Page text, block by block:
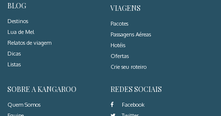
BLOG
Destinos
Lua de Mel
Relatos de viagem
Dicas
Listas
VIAGENS
Pacotes
Passagens Aéreas
Hotéis
Ofertas
Crie seu roteiro
SOBRE A KANGAROO
Quem Somos
REDES SOCIAIS
Facebook